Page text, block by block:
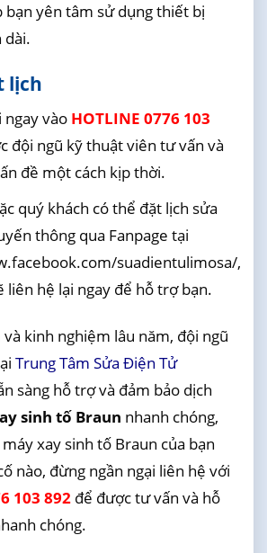
bạn yên tâm sử dụng thiết bị
dài.
lịch
ngay vào HOTLINE 0776 103
đội ngũ kỹ thuật viên tư vấn và
đề một cách kịp thời.
quý khách có thể đặt lịch sửa
thông qua Fanpage tại
suadientulimosa/,
liên hệ lại ngay để hỗ trợ bạn.
kinh nghiệm lâu năm, đội ngũ
Trung Tâm Sửa Điện Tử
sàng hỗ trợ và đảm bảo dịch
sinh tố Braun nhanh chóng,
xay sinh tố Braun của bạn
nào, đừng ngần ngại liên hệ với
103 892để được tư vấn và hỗ
chóng.